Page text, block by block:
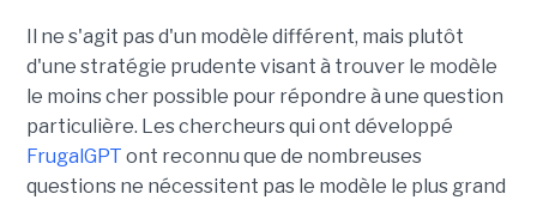
Il ne s'agit pas d'un modèle différent, mais plutôt
d'une stratégie prudente visant à trouver le modèle
le moins cher possible pour répondre à une question
particulière. Les chercheurs qui ont développé
FrugalGPT ont reconnu que de nombreuses
questions ne nécessitent pas le modèle le plus grand